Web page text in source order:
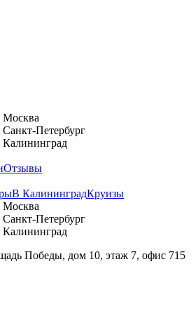
Петербург
Отзывы
В КалининградКруизы
Петербург
Победы, дом 10, этаж 7, офис 715